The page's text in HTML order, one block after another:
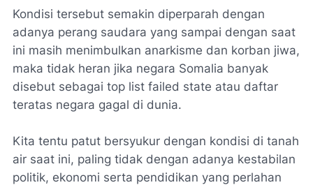
Kondisi tersebut semakin diperparah dengan
adanya perang saudara yang sampai dengan saat
ini masih menimbulkan anarkisme dan korban jiwa,
maka tidak heran jika negara Somalia banyak
disebut sebagai top list failed state atau daftar
teratas negara gagal di dunia.
Kita tentu patut bersyukur dengan kondisi di tanah
air saat ini, paling tidak dengan adanya kestabilan
politik, ekonomi serta pendidikan yang perlahan